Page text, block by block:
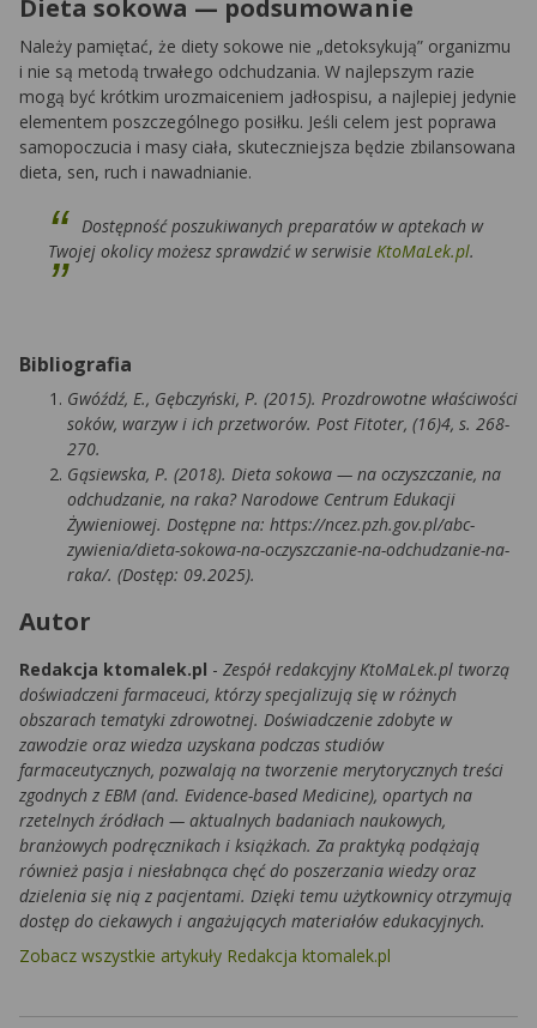
Dieta sokowa — podsumowanie
Należy pamiętać, że diety sokowe nie „detoksykują” organizmu
i nie są metodą trwałego odchudzania. W najlepszym razie
mogą być krótkim urozmaiceniem jadłospisu, a najlepiej jedynie
elementem poszczególnego posiłku. Jeśli celem jest poprawa
samopoczucia i masy ciała, skuteczniejsza będzie zbilansowana
dieta, sen, ruch i nawadnianie.
Dostępność poszukiwanych preparatów w aptekach w
Twojej okolicy możesz sprawdzić w serwisie KtoMaLek.pl.
Bibliografia
Gwóźdź, E., Gębczyński, P. (2015). Prozdrowotne właściwości
soków, warzyw i ich przetworów. Post Fitoter, (16)4, s. 268-
270.
Gąsiewska, P. (2018). Dieta sokowa — na oczyszczanie, na
odchudzanie, na raka? Narodowe Centrum Edukacji
Żywieniowej. Dostępne na: https://ncez.pzh.gov.pl/abc-
zywienia/dieta-sokowa-na-oczyszczanie-na-odchudzanie-na-
raka/. (Dostęp: 09.2025).
Autor
Redakcja ktomalek.pl - Zespół redakcyjny KtoMaLek.pl tworzą
doświadczeni farmaceuci, którzy specjalizują się w różnych
obszarach tematyki zdrowotnej. Doświadczenie zdobyte w
zawodzie oraz wiedza uzyskana podczas studiów
farmaceutycznych, pozwalają na tworzenie merytorycznych treści
zgodnych z EBM (and. Evidence-based Medicine), opartych na
rzetelnych źródłach — aktualnych badaniach naukowych,
branżowych podręcznikach i książkach. Za praktyką podążają
również pasja i niesłabnąca chęć do poszerzania wiedzy oraz
dzielenia się nią z pacjentami. Dzięki temu użytkownicy otrzymują
dostęp do ciekawych i angażujących materiałów edukacyjnych.
Zobacz wszystkie artykuły Redakcja ktomalek.pl